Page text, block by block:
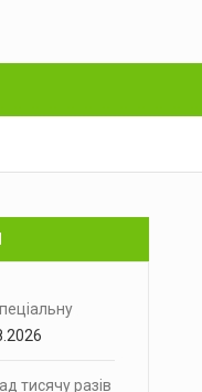
тисячу разів